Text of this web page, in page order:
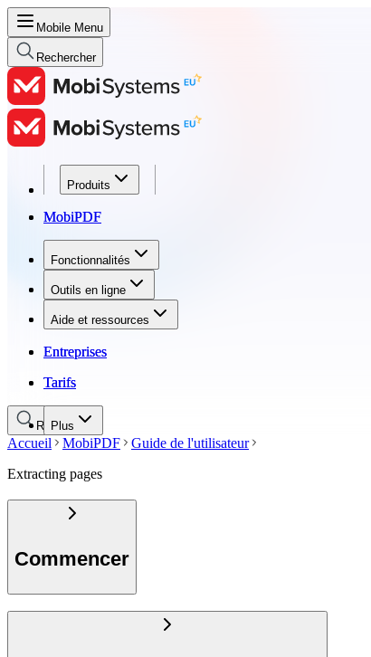
Mobile Menu
Rechercher
Produits
MobiPDF
Fonctionnalités
Outils en ligne
Aide et ressources
Entreprises
Tarifs
Plus
Produits
MobiPDF
Fonctionnalités
Outils en ligne
Aide et ressources
Entreprises
Tarifs
Rechercher
Accueil MobiPDF
Guide de l'utilisateur
Extracting pages
Commencer